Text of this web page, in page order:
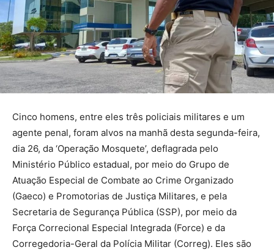
Cinco homens, entre eles três policiais militares e um
agente penal, foram alvos na manhã desta segunda-feira,
dia 26, da ‘Operação Mosquete’, deflagrada pelo
Ministério Público estadual, por meio do Grupo de
Atuação Especial de Combate ao Crime Organizado
(Gaeco) e Promotorias de Justiça Militares, e pela
Secretaria de Segurança Pública (SSP), por meio da
Força Correcional Especial Integrada (Force) e da
Corregedoria-Geral da Polícia Militar (Correg). Eles são